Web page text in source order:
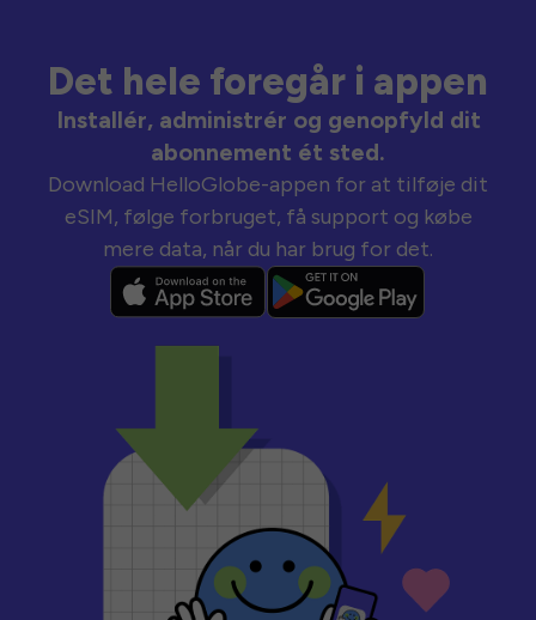
Det hele foregår i appen
Installér, administrér og genopfyld dit
abonnement ét sted.
Download HelloGlobe-appen for at tilføje dit
eSIM, følge forbruget, få support og købe
mere data, når du har brug for det.